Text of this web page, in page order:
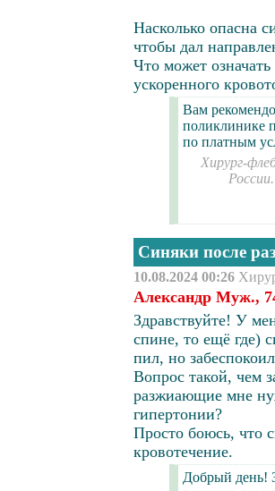
Насколько опасна
чтобы дал
Что может
ускоренного
Вам
поликлинике
по платным
Хирург-
Синяки после
10.08.2024 00:26
Александр Муж.,
Здравствуйте! У
спине, то ещё где)
пил, но
Вопрос такой, чем
разжиающие мне
гипертонии?
Просто боюсь, что
кровотечение.
Добрый день!